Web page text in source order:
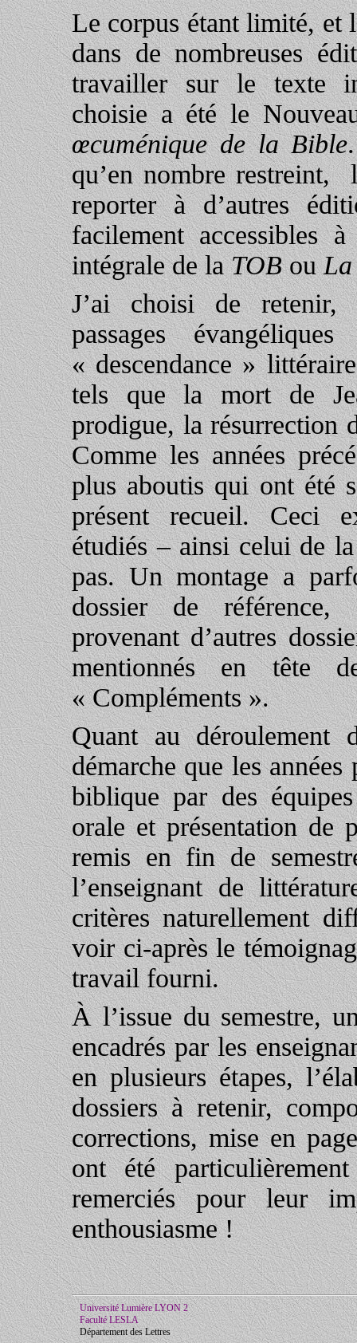
Le corpus étant limité, et
dans de nombreuses
travailler sur le texte
choisie a été le
œcuménique de la Bible
qu’en nombre restreint,
reporter à d’autres
facilement accessibles
intégrale de laTOBouLa
J’ai choisi de retenir,
passages
« descendance »
tels que la mort de
prodigue, la résurrection
Comme les années
plus aboutis qui ont été
présent recueil. Ceci
étudiés – ainsi celui de
pas. Un montage a
dossier de référence,
provenant d’autres
mentionnés en tête
« Compléments ».
Quant au
démarche que les
biblique par des
orale et présentation de
remis en fin de
l’enseignant de
critères naturellement
voir ci-après le
travail fourni.
À l’issue du semestre,
encadrés par les
en plusieurs étapes,
dossiers à retenir,
corrections, mise en
ont été
remerciés pour leur
enthousiasme !
Université Lumière LYON 2
Faculté LESLA
Département des Lettres